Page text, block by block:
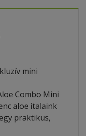
mini
Combo Mini
aloe italaink
praktikus,